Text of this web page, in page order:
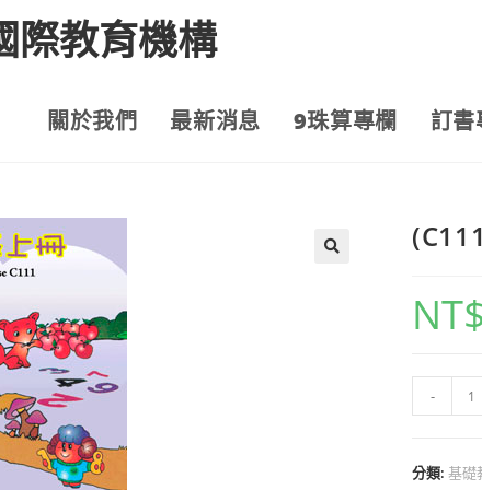
際教育機構
關於我們 最新消息 9珠算專欄 訂書
-
分類:基礎